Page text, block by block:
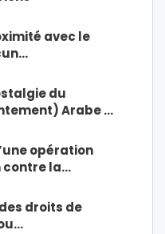
avec le
du
Arabe …
opération
contre la…
droits de